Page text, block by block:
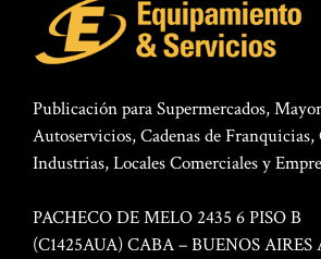
Publicación para Supermercados,
Autoservicios, Cadenas de Franquicias,
Industrias, Locales Comerciales y
PACHECO DE MELO 2435 6 PISO B
(C1425AUA) CABA – BUENOS